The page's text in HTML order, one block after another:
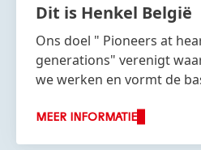
Dit is Henkel België
Ons doel " Pioneers at
generations" verenigt
we werken en vormt de
MEER INFORMATIE